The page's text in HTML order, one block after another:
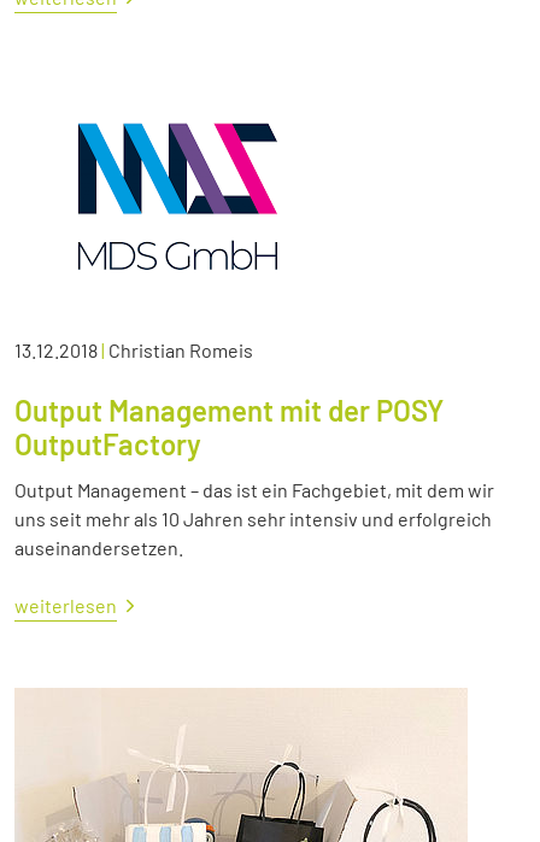
13.12.2018| Christian Romeis
Output Management mit der POSY
OutputFactory
Output Management – das ist ein Fachgebiet, mit dem wir
uns seit mehr als 10 Jahren sehr intensiv und erfolgreich
auseinandersetzen.
weiterlesen